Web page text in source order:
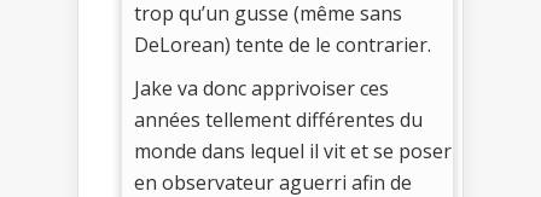
trop qu’un gusse (même sans
DeLorean) tente de le contrarier.
Jake va donc apprivoiser ces
années tellement différentes du
monde dans lequel il vit et se poser
en observateur aguerri afin de